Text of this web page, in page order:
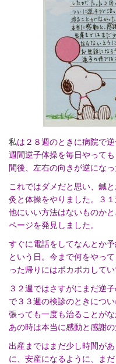
私は２８週のときに病院で
週間逆子体操を毎日やって
間後、左右の向きが逆になっ
これではダメだと思い、鍼
灸と体操をやりました。３
他にいい方法はないものか
ページを発見しました。
すぐに電話をしてなんとか
という日。今まで何をやっ
った帰りにはポカポカしてい
３２週ではさすがにまだ逆
で３３週の検診のときにつ
張っても一度も治ることが
あの時は本当に感動と感謝
出産まではまだ少し時間が
に、安産になるように、ま